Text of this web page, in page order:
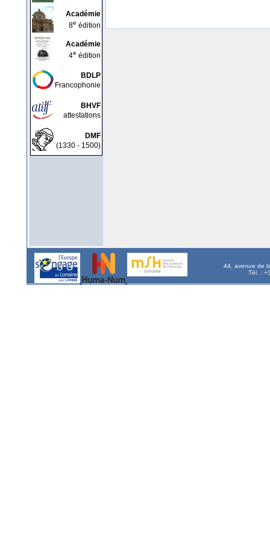
Académie
8e édition
Académie
4e édition
BDLP
Francophonie
BHVF
attestations
DMF
(1330 - 1500)
44, avenue de
Tél. :